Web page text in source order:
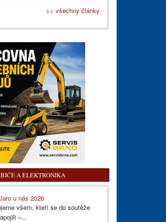
>> všechny články
A ELEKTRONIKA
u nás 2026
všem, kteří se do soutěže
–...